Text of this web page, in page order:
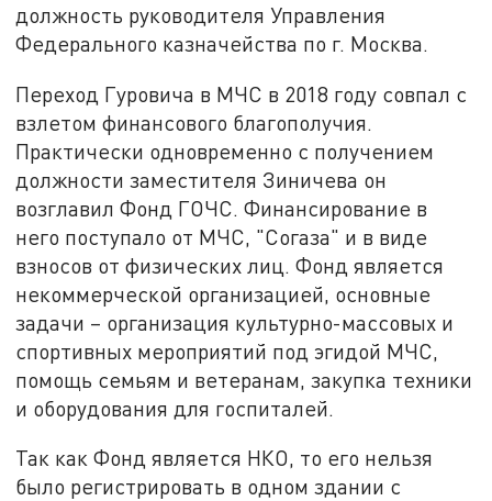
должность руководителя Управления
Федерального казначейства по г. Москва.
Переход Гуровича в МЧС в 2018 году совпал с
взлетом финансового благополучия.
Практически одновременно с получением
должности заместителя Зиничева он
возглавил Фонд ГОЧС. Финансирование в
него поступало от МЧС, "Согаза" и в виде
взносов от физических лиц. Фонд является
некоммерческой организацией, основные
задачи – организация культурно-массовых и
спортивных мероприятий под эгидой МЧС,
помощь семьям и ветеранам, закупка техники
и оборудования для госпиталей.
Так как Фонд является НКО, то его нельзя
было регистрировать в одном здании с